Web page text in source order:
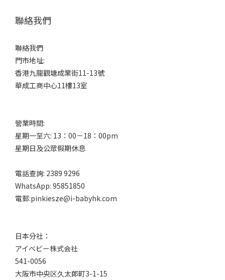
聯絡我們
聯絡我們
門市地址:
香港九龍觀塘成業街11-13號
華成工商中心11樓13室
營業時間:
星期一至六: 13：00－18：00pm
星期日及公眾假期休息
電話查詢: 2389 9296
WhatsApp: 95851850
電郵:pinkiesze@i-babyhk.com
日本分社：
アイベビー株式会社
541-0056
大阪市中央区久太郎町3-1-15